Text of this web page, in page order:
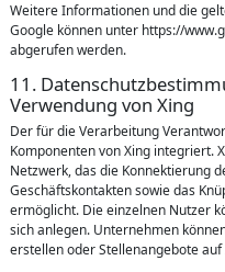
Weitere Informationen und die
Google können unter https://
abgerufen werden.
11.
Verwendung von Xing
Der für die Verarbeitung
Komponenten von Xing integriert.
Netzwerk, das die Konnektierung
Geschäftskontakten sowie das
ermöglicht. Die einzelnen Nutzer
sich anlegen. Unternehmen
erstellen oder Stellenangebote